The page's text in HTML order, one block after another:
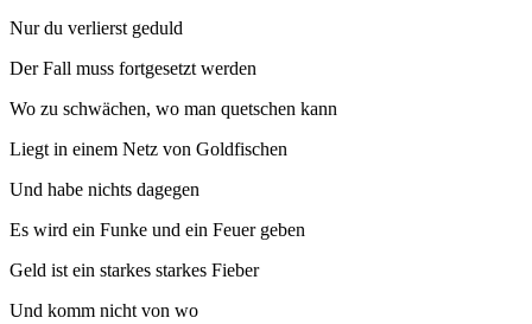
Nur du verlierst geduld
Der Fall muss fortgesetzt werden
Wo zu schwächen, wo man quetschen kann
Liegt in einem Netz von Goldfischen
Und habe nichts dagegen
Es wird ein Funke und ein Feuer geben
Geld ist ein starkes starkes Fieber
Und komm nicht von wo